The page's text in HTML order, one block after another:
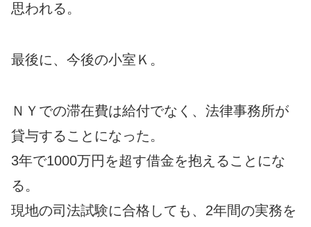
思われる。
最後に、今後の小室Ｋ。
ＮＹでの滞在費は給付でなく、法律事務所が
貸与することになった。
3年で1000万円を超す借金を抱えることにな
る。
現地の司法試験に合格しても、2年間の実務を